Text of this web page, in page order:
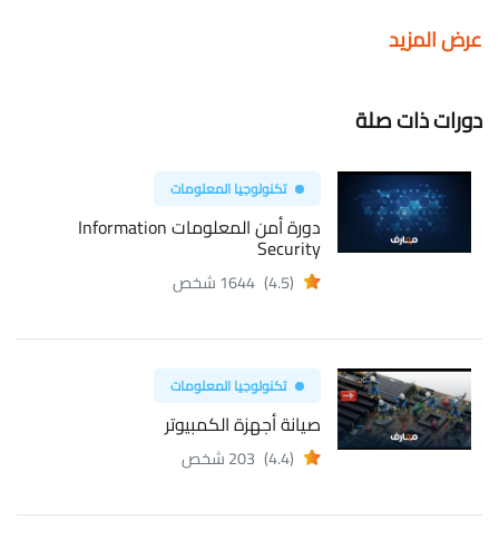
عرض المزيد
دورات ذات صلة
تكنولوجيا المعلومات
دورة أمن المعلومات Information
Security
(4.5) 1644 شخص
تكنولوجيا المعلومات
صيانة أجهزة الكمبيوتر
(4.4) 203 شخص